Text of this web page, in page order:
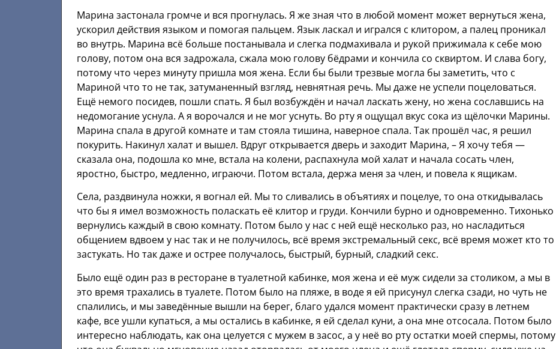
Марина застонала громче и вся прогнулась. Я же зная что в любой момент может вернуться жена,
ускорил действия языком и помогая пальцем. Язык ласкал и игрался с клитором, а палец проникал
во внутрь. Марина всё больше постанывала и слегка подмахивала и рукой прижимала к себе мою
голову, потом она вся задрожала, сжала мою голову бёдрами и кончила со сквиртом. И слава богу,
потому что через минуту пришла моя жена. Если бы были трезвые могла бы заметить, что с
Мариной что то не так, затуманенный взгляд, невнятная речь. Мы даже не успели поцеловаться.
Ещё немого посидев, пошли спать. Я был возбуждён и начал ласкать жену, но жена сославшись на
недомогание уснула. А я ворочался и не мог уснуть. Во рту я ощущал вкус сока из щёлочки Марины.
Марина спала в другой комнате и там стояла тишина, наверное спала. Так прошёл час, я решил
покурить. Накинул халат и вышел. Вдруг открывается дверь и заходит Марина, – Я хочу тебя —
сказала она, подошла ко мне, встала на колени, распахнула мой халат и начала сосать член,
яростно, быстро, медленно, играючи. Потом встала, держа меня за член, и повела к ящикам.
Села, раздвинула ножки, я вогнал ей. Мы то сливались в объятиях и поцелуе, то она откидывалась
что бы я имел возможность поласкать её клитор и груди. Кончили бурно и одновременно. Тихонько
вернулись каждый в свою комнату. Потом было у нас с ней ещё несколько раз, но насладиться
общением вдвоем у нас так и не получилось, всё время экстремальный секс, всё время может кто то
застукать. Но так даже и острее получалось, быстрый, бурный, сладкий секс.
Было ещё один раз в ресторане в туалетной кабинке, моя жена и её муж сидели за столиком, а мы в
это время трахались в туалете. Потом было на пляже, в воде я ей присунул слегка сзади, но чуть не
спалились, и мы заведённые вышли на берег, благо удался момент практически сразу в летнем
кафе, все ушли купаться, а мы остались в кабинке, я ей сделал куни, а она мне отсосала. Потом было
интересно наблюдать, как она целуется с мужем в засос, а у неё во рту остатки моей спермы, потому